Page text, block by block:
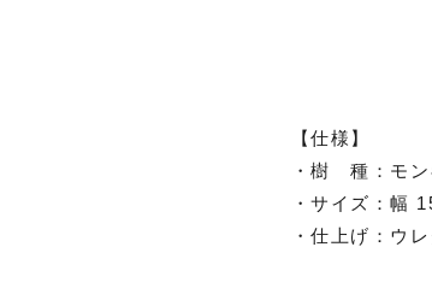
【仕様】
・樹 種：モン
・サイズ：幅
・仕上げ：ウ